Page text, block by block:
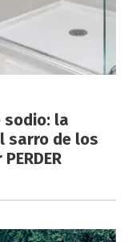
sodio: la
sarro de los